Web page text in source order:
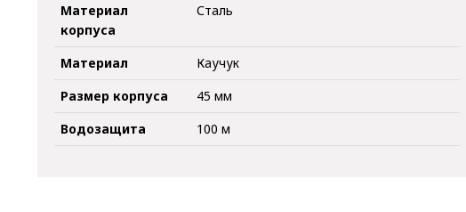
Материал
корпуса
Сталь
Материал
Каучук
Размер корпуса
45 мм
Водозащита
100 м